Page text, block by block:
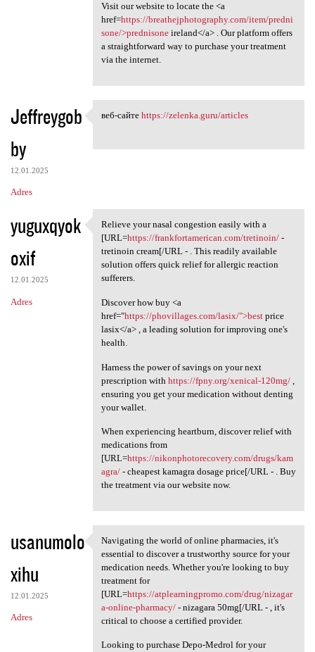
Visit our website to locate the <a
href=https://breathejphotography.com/item/predni
sone/>prednisoneireland</a> . Our platform offers
a straightforward way to purchase your treatment
via the internet.
Jeffreygob
by
12.01.2025
Adres
веб-сайте https://zelenka
веб-сайте https://zelenka.guru/articles
yuguxqyok
oxif
12.01.2025
Adres
Relieve your nasal congestion
Relieve your nasal congestion easily with a
[URL=https://frankfortamerican.com/tretinoin/-
tretinoin cream[/URL - . This readily available
solution offers quick relief for allergic reaction
sufferers.
Discover how buy <a
href="https://phovillages.com/lasix/">bestprice
lasix</a> , a leading solution for improving one's
health.
Harness the power of savings on your next
prescription with https://fpny.org/xenical-120mg/,
ensuring you get your medication without denting
your wallet.
When experiencing heartburn, discover relief with
medications from
[URL=https://nikonphotorecovery.com/drugs/kam
agra/- cheapest kamagra dosage price[/URL - . Buy
the treatment via our website now.
usanumolo
xihu
12.01.2025
Adres
Navigating the world of
Navigating the world of online pharmacies, it's
essential to discover a trustworthy source for your
medication needs. Whether you're looking to buy
treatment for
[URL=https://atplearningpromo.com/drug/nizagar
a-online-pharmacy/- nizagara 50mg[/URL - , it's
critical to choose a certified provider.
Looking to purchase Depo-Medrol for your